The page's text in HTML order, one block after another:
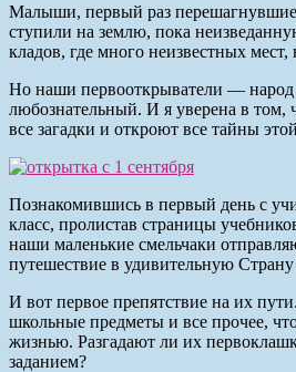
Малыши, первый раз
ступили на землю, пока
кладов, где много неизвестных
Но наши первооткрыватели —
любознательный. И я уверена в том,
все загадки и откроют все тайны
Познакомившись в первый день с
класс, пролистав страницы
наши маленькие смельчаки
путешествие в удивительную
И вот первое препятствие на их
школьные предметы и все прочее,
жизнью. Разгадают ли их
заданием?